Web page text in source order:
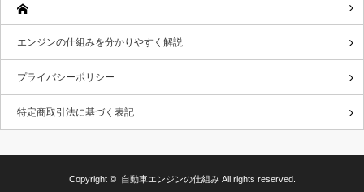
エンジンの仕組みを分かりやすく解説
プライバシーポリシー
特定商取引法に基づく表記
Copyright © 自動車エンジンの仕組みAll rights reserved.